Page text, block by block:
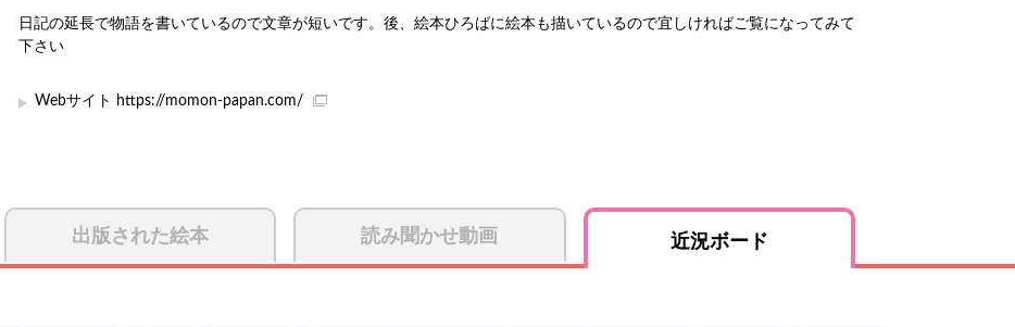
日記の延長で物語を書いているので文章が短いです。後、絵本ひろばに絵本も描いているので宜しければご覧になってみて
下さい
Webサイト https://momon-papan.com/
出版された絵本 読み聞かせ動画 近況ボード